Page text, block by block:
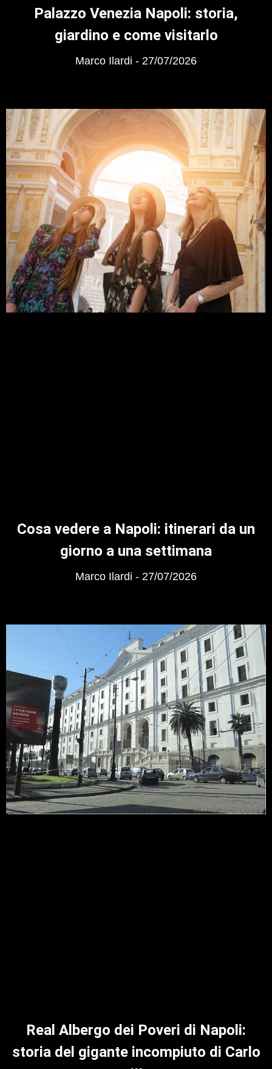
Palazzo Venezia Napoli: storia,
giardino e come visitarlo
Marco Ilardi 27/07/2026
Cosa vedere a Napoli: itinerari da un
giorno a una settimana
Marco Ilardi 27/07/2026
Real Albergo dei Poveri di Napoli:
storia del gigante incompiuto di Carlo